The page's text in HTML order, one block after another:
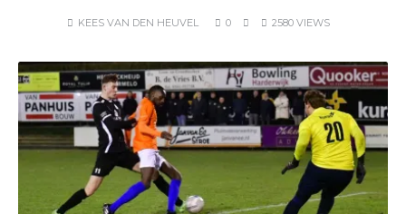
KEES VAN DEN HEUVEL 0 2580 VIEWS